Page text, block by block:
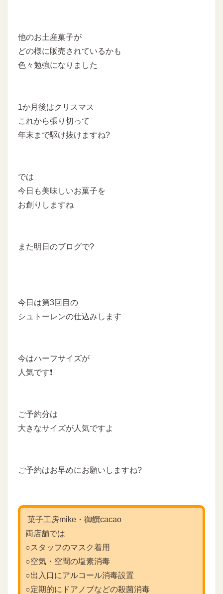
他のお土産菓子が
どの様に販売されているかも
色々勉強になりました
1か月後はクリスマス
これから張り切って
年末まで駆け抜けますね?
では
今日も美味しいお菓子を
お創りしますね
また明日のブログで?
今日は第3回目の
シュトーレンの仕込みします
今はハーフサイズが
人気です❗
ご予約分は
大きなサイズが人気ですよ
ご予約はお早めにお願いしますね?
菓子工房mike・御饌cacao
両店舗では
○スタッフのマスク着用
○空気・空間の塩素消毒
○出入口にアルコール消毒設置
○定期的にドアノブなどの殺菌消毒